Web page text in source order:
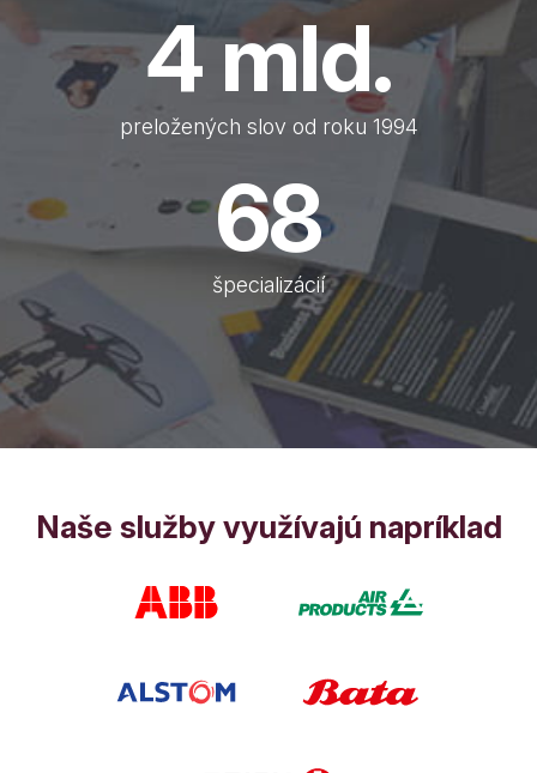
4mld.
preložených slov od roku 1994
92
špecializácií
Naše služby využívajú napríklad